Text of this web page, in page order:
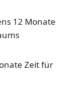
12 Monate
Zeit für